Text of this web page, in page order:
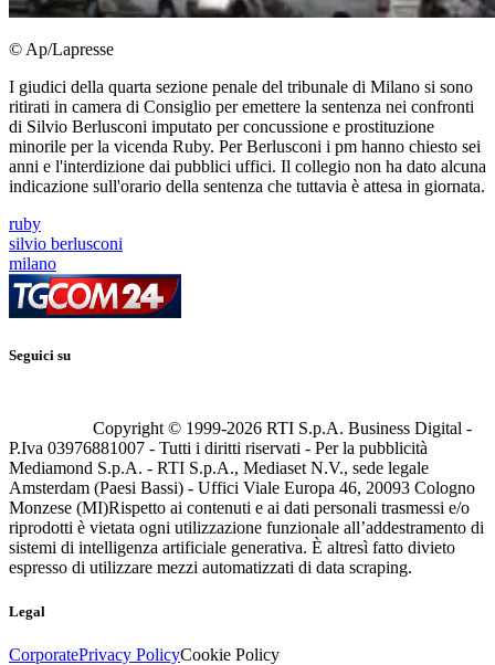
© Ap/Lapresse
I giudici della quarta sezione penale del tribunale di Milano si sono
ritirati in camera di Consiglio per emettere la sentenza nei confronti
di Silvio Berlusconi imputato per concussione e prostituzione
minorile per la vicenda Ruby. Per Berlusconi i pm hanno chiesto sei
anni e l'interdizione dai pubblici uffici. Il collegio non ha dato alcuna
indicazione sull'orario della sentenza che tuttavia è attesa in giornata.
ruby
silvio berlusconi
milano
Seguici su
Copyright © 1999-2026 RTI S.p.A. Business Digital -
P.Iva 03976881007 - Tutti i diritti riservati - Per la pubblicità
Mediamond S.p.A. - RTI S.p.A., Mediaset N.V., sede legale
Amsterdam (Paesi Bassi) - Uffici Viale Europa 46, 20093 Cologno
Monzese (MI)Rispetto ai contenuti e ai dati personali trasmessi e/o
riprodotti è vietata ogni utilizzazione funzionale all’addestramento di
sistemi di intelligenza artificiale generativa. È altresì fatto divieto
espresso di utilizzare mezzi automatizzati di data scraping.
Legal
CorporatePrivacy PolicyCookie Policy